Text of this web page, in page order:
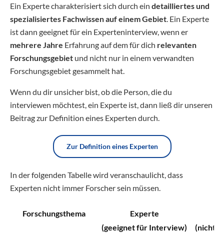
Ein Experte charakterisiert sich durch ein detailliertes und
spezialisiertes Fachwissen auf einem Gebiet. Ein Experte
ist dann geeignet für ein Experteninterview, wenn er
mehrere Jahre Erfahrung auf dem für dich relevanten
Forschungsgebiet und nicht nur in einem verwandten
Forschungsgebiet gesammelt hat.
Wenn du dir unsicher bist, ob die Person, die du
interviewen möchtest, ein Experte ist, dann ließ dir unseren
Beitrag zur Definition eines Experten durch.
Zur Definition eines Experten
In der folgenden Tabelle wird veranschaulicht, dass
Experten nicht immer Forscher sein müssen.
Forschungsthema
Experte
(geeignet für Interview)
(nicht